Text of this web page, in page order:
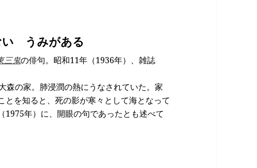
うみがある
三鬼の俳句。昭和11年（1936年）、雑誌
森の家。肺浸潤の熱にうなされていた。家
とを知ると、死の影が寒々として海となって
1975年）に、開眼の句であったとも述べて